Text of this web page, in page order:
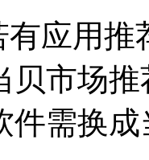
应用
贝市场
件需换